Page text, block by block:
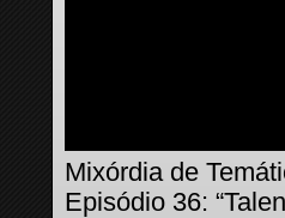
Mixórdia de
Episódio 36: